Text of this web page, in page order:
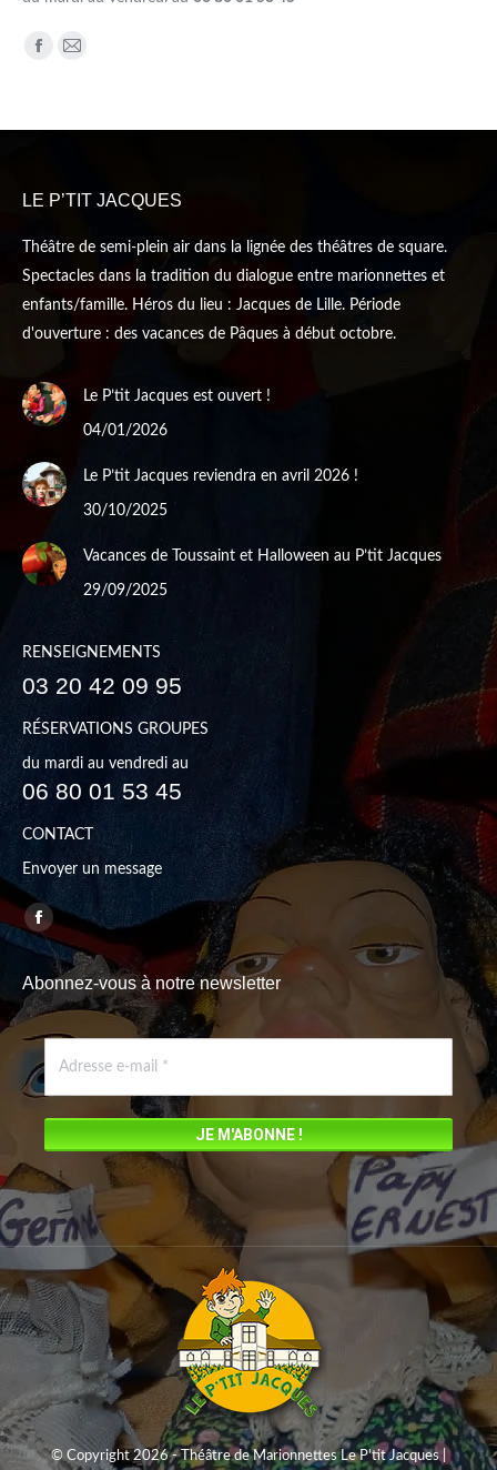
Trouvez nous sur :
windowwindow
LE P’TIT JACQUES
Théâtre de semi-plein air dans la lignée des théâtres de square.
Spectacles dans la tradition du dialogue entre marionnettes et
enfants/famille. Héros du lieu : Jacques de Lille. Période
d'ouverture : des vacances de Pâques à début octobre.
Le P’tit Jacques est ouvert !
04/01/2026
Le P’tit Jacques reviendra en avril 2026 !
30/10/2025
Vacances de Toussaint et Halloween au P’tit Jacques
29/09/2025
RENSEIGNEMENTS
03 20 42 09 95
RÉSERVATIONS GROUPES
du mardi au vendredi au
06 80 01 53 45
CONTACT
Envoyer un message
Trouvez nous sur :
Facebook
page
opens
in
window
Abonnez-vous à notre newsletter
© Copyright 2026 - Théâtre de Marionnettes Le P'tit Jacques |